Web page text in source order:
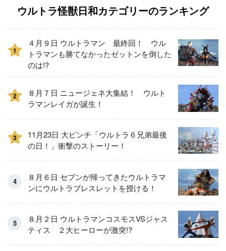
ウルトラ怪獣日和カテゴリーのランキング
1
４月９日 ウルトラマン 最終回！ ウル
トラマンも勝てなかったゼットンを倒した
のは!?
2
８月７日 ニュージェネ大集結！ ウルト
ラマンレイガが誕生！
3
11月23日 大ピンチ「ウルトラ６兄弟最後
の日！」衝撃のストーリー！
８月６日 セブンが帰ってきたウルトラマ
ンにウルトラブレスレットを授ける！
８月２日 ウルトラマンコスモスVSジャス
ティス ２大ヒーローが激突!?